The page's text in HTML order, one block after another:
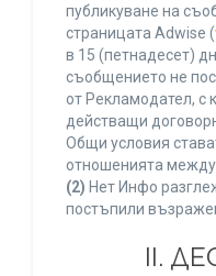
публикуване на
страницата Adwise (
в 15 (петнадесет)
съобщението не
от Рекламодател, с
действащи
Общи условия
отношенията между
(2) Нет Инфо
постъпили
ІІ.